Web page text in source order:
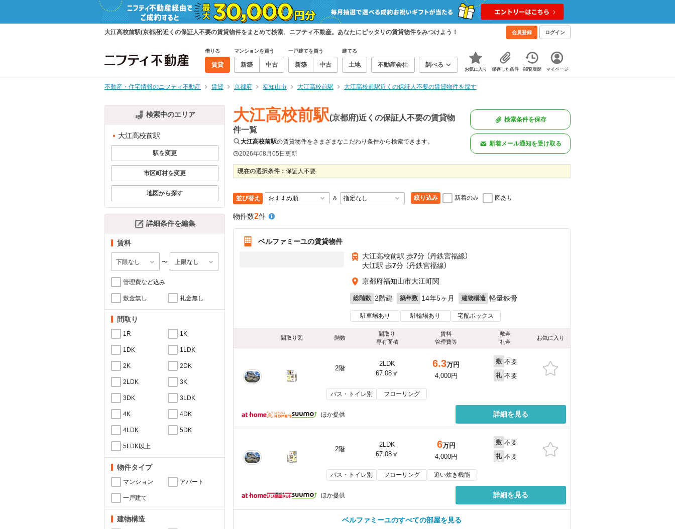
大江高校前駅(京都府)近くの保証人不要の賃貸物件をまとめて検索、ニフティ不動産。あなたにピッタリの賃貸物件をみつけよう！ 会員登録 ログイン
借りる
賃貸
マンションを買う
新築 中古
一戸建てを買う
新築 中古
建てる
土地 不動産会社 調べる
お気に入り 保存した条件 閲覧履歴 マイページ
不動産・住宅情報のニフティ不動産 賃貸 京都府 福知山市 大江高校前駅 大江高校前駅近くの保証人不要の賃貸物件を探す
検索中のエリア
大江高校前駅
駅を変更
市区町村を変更
地図から探す
詳細条件を編集
賃料
〜
管理費など込み
敷金無し 礼金無し
間取り
1R 1K
1DK 1LDK
2K 2DK
2LDK 3K
3DK 3LDK
4K 4DK
4LDK 5DK
5LDK以上
物件タイプ
マンション アパート
一戸建て
建物構造
大江高校前駅(京都府)近くの保証人不要の賃貸物
件一覧
大江高校前駅の賃貸物件をさまざまなこだわり条件から検索できます。
2026年08月05日更新
検索条件を保存
新着メール通知を受け取る
現在の選択条件： 保証人不要
並び替え ＆ 絞り込み 新着のみ 図あり
物件数2件
ベルファミーユの賃貸物件
大江高校前駅 歩7分 （丹鉄宮福線）
大江駅 歩7分 （丹鉄宮福線）
京都府福知山市大江町関
総階数 2階建 築年数 14年5ヶ月 建物構造 軽量鉄骨
駐車場あり 駐輪場あり 宅配ボックス
間取り図 階数
間取り
専有面積
賃料
管理費等
敷金
礼金
お気に入り
2階
2LDK
67.08㎡
6.3万円
4,000円
敷 不要
礼 不要
バス・トイレ別 フローリング
ほか提供 詳細を見る
2階
2LDK
67.08㎡
6万円
4,000円
敷 不要
礼 不要
バス・トイレ別 フローリング 追い炊き機能
ほか提供 詳細を見る
ベルファミーユのすべての部屋を見る